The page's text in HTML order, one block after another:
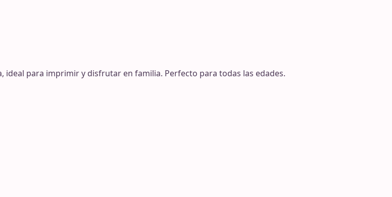
para imprimir y disfrutar en familia. Perfecto para todas las edades.